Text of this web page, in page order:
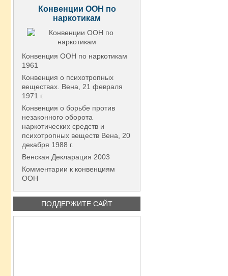
Конвенции ООН по
наркотикам
Конвенция ООН по наркотикам
1961
Конвенция о психотропных
веществах. Вена, 21 февраля
1971 г.
Конвенция о борьбе против
незаконного оборота
наркотических средств и
психотропных веществ Вена, 20
декабря 1988 г.
Венская Декларация 2003
Комментарии к конвенциям
ООН
ПОДДЕРЖИТЕ САЙТ